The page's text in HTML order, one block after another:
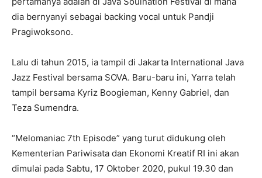
dia bernyanyi sebagai backing vocal untuk Pandji
Pragiwoksono.
Lalu di tahun 2015, ia tampil di Jakarta International Java
Jazz Festival bersama SOVA. Baru-baru ini, Yarra telah
tampil bersama Kyriz Boogieman, Kenny Gabriel, dan
Teza Sumendra.
“Melomaniac 7th Episode” yang turut didukung oleh
Kementerian Pariwisata dan Ekonomi Kreatif RI ini akan
dimulai pada Sabtu, 17 Oktober 2020, pukul 19.30 dan